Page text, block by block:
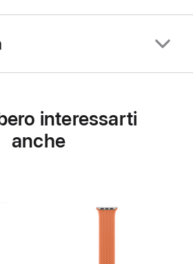
interessarti
anche